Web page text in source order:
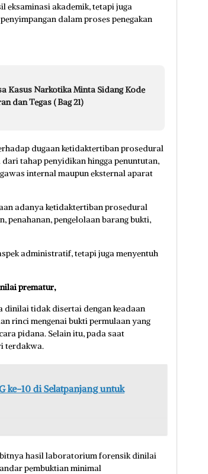
eksaminasi akademik, tetapi juga
dalam proses penegakan
Kasus Narkotika Minta Sidang Kode
dan Tegas ( Bag 21)
dugaan ketidaktertiban prosedural
tahap penyidikan hingga penuntutan,
internal maupun eksternal aparat
adanya ketidaktertiban prosedural
penahanan, pengelolaan barang bukti,
administratif, tetapi juga menyentuh
prematur,
dinilai tidak disertai dengan keadaan
rinci mengenai bukti permulaan yang
pidana. Selain itu, pada saat
terdakwa.
ke-10 di Selatpanjang untuk
hasil laboratorium forensik dinilai
pembuktian minimal